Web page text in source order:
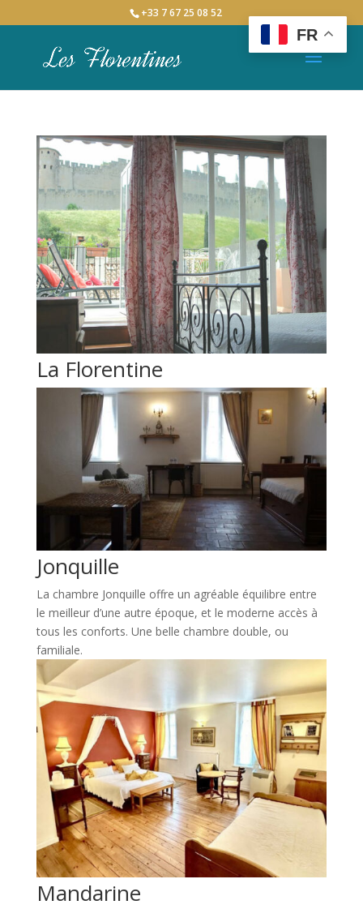
+33 7 67 25 08 52
La Florentine
Jonquille
La chambre Jonquille offre un agréable équilibre entre
le meilleur d’une autre époque, et le moderne accès à
tous les conforts. Une belle chambre double, ou
familiale.
Mandarine
FR